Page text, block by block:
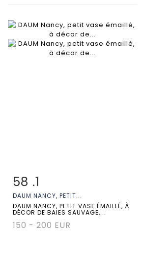
Fiche détaillée
58 .1
DAUM NANCY, PETIT...
DAUM NANCY, PETIT VASE ÉMAILLÉ, À
DÉCOR DE BAIES SAUVAGE,...
150 - 200 EUR